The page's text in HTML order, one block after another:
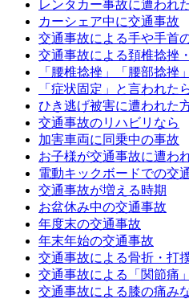
レンタカー事故に遭われ
カーシェア中に交通事故
交通事故による手や手首
交通事故による頚椎捻挫
「腰椎捻挫」「腰部捻挫
「症状固定」と言われた
ひき逃げ被害に遭われた
交通事故のリハビリなら
加害車両に同乗中の事故
お子様が交通事故に遭わ
電動キックボードでの交
交通事故が増える時期
お盆休み中の交通事故
年度末の交通事故
年末年始の交通事故
交通事故による骨折・打
交通事故による「関節痛
交通事故による膝の痛み